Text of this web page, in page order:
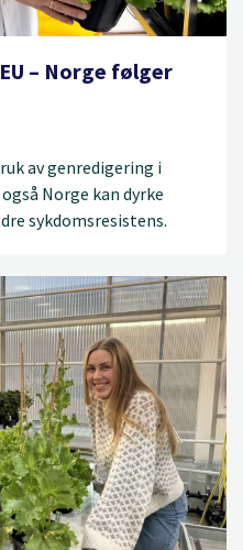
– Norge følger
av genredigering i
Norge kan dyrke
sykdomsresistens.